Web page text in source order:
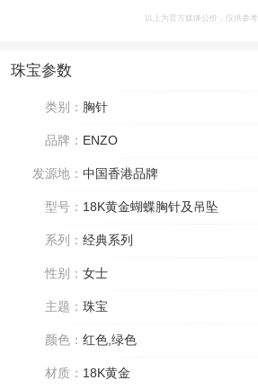
以上为官方媒体公价，仅供参考
珠宝参数
类别： 胸针
品牌： ENZO
发源地： 中国香港品牌
型号： 18K黄金蝴蝶胸针及吊坠
系列： 经典系列
性别： 女士
主题： 珠宝
颜色： 红色,绿色
材质： 18K黄金